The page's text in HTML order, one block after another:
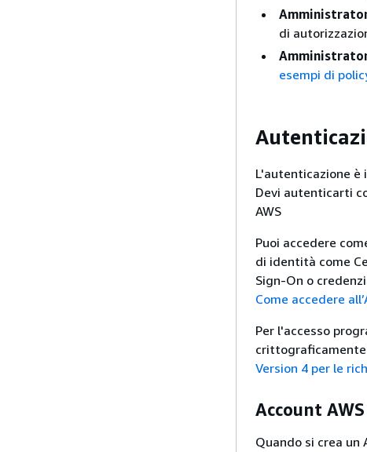
di
esempi di
L'autenticazione è
Devi autenticarti
AWS
Puoi accedere
di identità come
Sign-On o
Come accedere
Per l'accesso
Version 4 per le
Account
Quando si crea un